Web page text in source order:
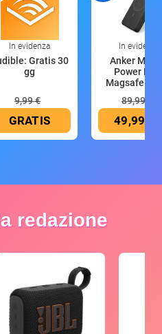
In evidenza
Gratis 30
gg
9,99 €
GRATIS
In evidenza
Anker
Power
Magsafe
89,99 €
49,99 €
redazione